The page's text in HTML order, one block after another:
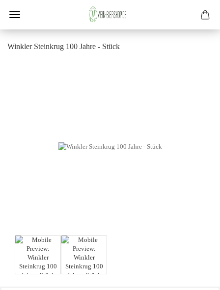
Wink­ler Stein­krug 100 Jahre - Stück